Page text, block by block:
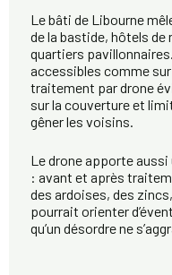
Le bâti de Libourne
de la bastide, hôtels de
quartiers
accessibles comme
traitement par drone
sur la couverture et
gêner les voisins.
Le drone apporte
: avant et après
des ardoises, des
pourrait orienter
qu’un désordre ne